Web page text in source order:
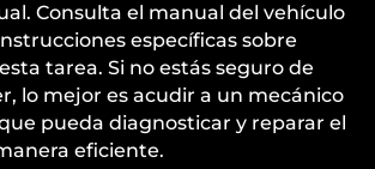
Consulta el manual del vehículo
específicas sobre
tarea. Si no estás seguro de
lo mejor es acudir a un mecánico
pueda diagnosticar y reparar el
eficiente.